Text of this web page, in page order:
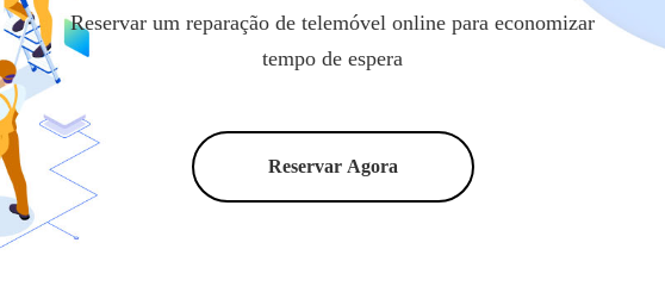
Reservar um reparação de telemóvel online para economizar
tempo de espera
Reservar Agora